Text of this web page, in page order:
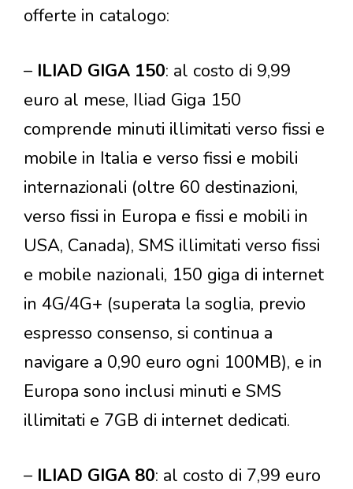
offerte in catalogo:
– ILIAD GIGA 150: al costo di 9,99
euro al mese, Iliad Giga 150
comprende minuti illimitati verso fissi e
mobile in Italia e verso fissi e mobili
internazionali (oltre 60 destinazioni,
verso fissi in Europa e fissi e mobili in
USA, Canada), SMS illimitati verso fissi
e mobile nazionali, 150 giga di internet
in 4G/4G+ (superata la soglia, previo
espresso consenso, si continua a
navigare a 0,90 euro ogni 100MB), e in
Europa sono inclusi minuti e SMS
illimitati e 7GB di internet dedicati.
– ILIAD GIGA 80: al costo di 7,99 euro